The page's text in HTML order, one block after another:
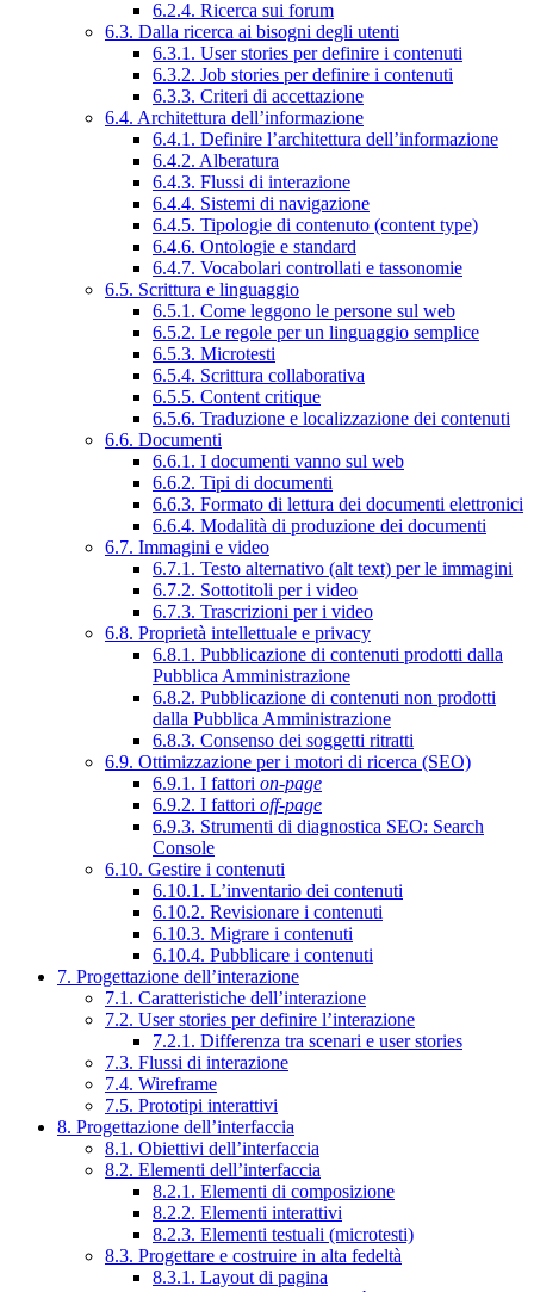
6.2.4. Ricerca sui forum
6.3. Dalla ricerca ai bisogni degli utenti
6.3.1. User stories per definire i contenuti
6.3.2. Job stories per definire i contenuti
6.3.3. Criteri di accettazione
6.4. Architettura dell’informazione
6.4.1. Definire l’architettura dell’informazione
6.4.2. Alberatura
6.4.3. Flussi di interazione
6.4.4. Sistemi di navigazione
6.4.5. Tipologie di contenuto (content type)
6.4.6. Ontologie e standard
6.4.7. Vocabolari controllati e tassonomie
6.5. Scrittura e linguaggio
6.5.1. Come leggono le persone sul web
6.5.2. Le regole per un linguaggio semplice
6.5.3. Microtesti
6.5.4. Scrittura collaborativa
6.5.5. Content critique
6.5.6. Traduzione e localizzazione dei contenuti
6.6. Documenti
6.6.1. I documenti vanno sul web
6.6.2. Tipi di documenti
6.6.3. Formato di lettura dei documenti elettronici
6.6.4. Modalità di produzione dei documenti
6.7. Immagini e video
6.7.1. Testo alternativo (alt text) per le immagini
6.7.2. Sottotitoli per i video
6.7.3. Trascrizioni per i video
6.8. Proprietà intellettuale e privacy
6.8.1. Pubblicazione di contenuti prodotti dalla
Pubblica Amministrazione
6.8.2. Pubblicazione di contenuti non prodotti
dalla Pubblica Amministrazione
6.8.3. Consenso dei soggetti ritratti
6.9. Ottimizzazione per i motori di ricerca (SEO)
6.9.1. I fattori on-page
6.9.2. I fattori off-page
6.9.3. Strumenti di diagnostica SEO: Search
Console
6.10. Gestire i contenuti
6.10.1. L’inventario dei contenuti
6.10.2. Revisionare i contenuti
6.10.3. Migrare i contenuti
6.10.4. Pubblicare i contenuti
7. Progettazione dell’interazione
7.1. Caratteristiche dell’interazione
7.2. User stories per definire l’interazione
7.2.1. Differenza tra scenari e user stories
7.3. Flussi di interazione
7.4. Wireframe
7.5. Prototipi interattivi
8. Progettazione dell’interfaccia
8.1. Obiettivi dell’interfaccia
8.2. Elementi dell’interfaccia
8.2.1. Elementi di composizione
8.2.2. Elementi interattivi
8.2.3. Elementi testuali (microtesti)
8.3. Progettare e costruire in alta fedeltà
8.3.1. Layout di pagina